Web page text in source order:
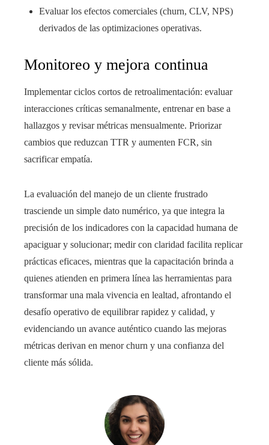
Evaluar los efectos comerciales (churn, CLV, NPS)
derivados de las optimizaciones operativas.
Monitoreo y mejora continua
Implementar ciclos cortos de retroalimentación: evaluar
interacciones críticas semanalmente, entrenar en base a
hallazgos y revisar métricas mensualmente. Priorizar
cambios que reduzcan TTR y aumenten FCR, sin
sacrificar empatía.
La evaluación del manejo de un cliente frustrado
trasciende un simple dato numérico, ya que integra la
precisión de los indicadores con la capacidad humana de
apaciguar y solucionar; medir con claridad facilita replicar
prácticas eficaces, mientras que la capacitación brinda a
quienes atienden en primera línea las herramientas para
transformar una mala vivencia en lealtad, afrontando el
desafío operativo de equilibrar rapidez y calidad, y
evidenciando un avance auténtico cuando las mejoras
métricas derivan en menor churn y una confianza del
cliente más sólida.